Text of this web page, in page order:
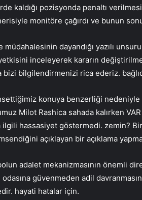
kaldığı pozisyonda penaltı
monitöre çağırdı ve bunun
müdahalesinin dayandığı yazılı
inceleyerek kararın
bizi bilgilendirmenizi rica ederiz.
konuya benzerliği
Milot Rashica sahada kalırken
ilgili hassasiyet göstermedi. zemin?
açıklayan bir açıklama
adalet mekanizmasının önemli
odasına güvenmeden adil
hayati hatalar için.